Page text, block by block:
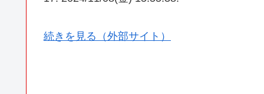
続きを見る（外部サイト）